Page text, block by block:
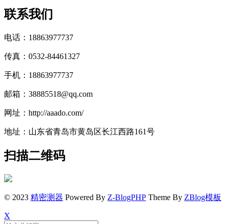
联系我们
电话：18863977737
传真：0532-84461327
手机：18863977737
邮箱：38885518@qq.com
网址：http://aaado.com/
地址：山东省青岛市黄岛区长江西路161号
扫描二维码
© 2023 精密测器 Powered By Z-BlogPHP Theme By ZBlog模板
X